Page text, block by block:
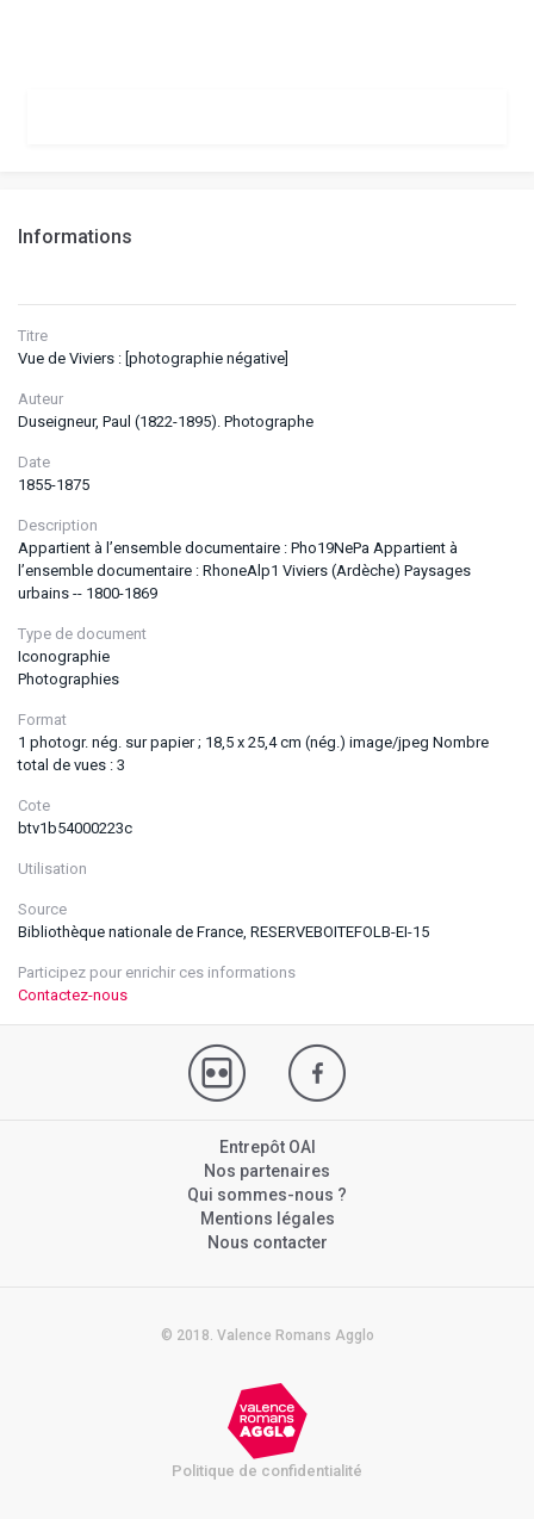
Informations
Titre
Vue de Viviers : [photographie négative]
Auteur
Duseigneur, Paul (1822-1895). Photographe
Date
1855-1875
Description
Appartient à l’ensemble documentaire : Pho19NePa Appartient à
l’ensemble documentaire : RhoneAlp1 Viviers (Ardèche) Paysages
urbains -- 1800-1869
Type de document
Iconographie
Photographies
Format
1 photogr. nég. sur papier ; 18,5 x 25,4 cm (nég.) image/jpeg Nombre
total de vues : 3
Cote
btv1b54000223c
Utilisation
Source
Bibliothèque nationale de France, RESERVEBOITEFOLB-EI-15
Participez pour enrichir ces informations
Contactez-nous
Entrepôt OAI
Nos partenaires
Qui sommes-nous ?
Mentions légales
Nous contacter
© 2018. Valence Romans Agglo
Politique de confidentialité